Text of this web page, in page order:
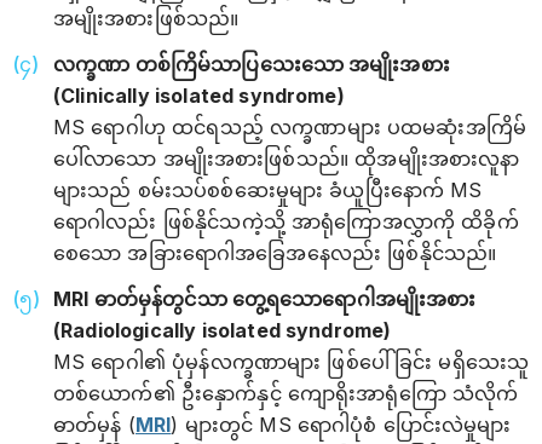
အမျိုးအစားဖြစ်သည်။
လက္ခဏာ တစ်ကြိမ်သာပြသေးသော အမျိုးအစား
(Clinically isolated syndrome)
MS ရောဂါဟု ထင်ရသည့် လက္ခဏာများ ပထမဆုံးအကြိမ်
ပေါ်လာသော အမျိုးအစားဖြစ်သည်။ ထိုအမျိုးအစားလူနာ
များသည် စမ်းသပ်စစ်ဆေးမှုများ ခံယူပြီးနောက် MS
ရောဂါလည်း ဖြစ်နိုင်သကဲ့သို့ အာရုံကြောအလွှာကို ထိခိုက်
စေသော အခြားရောဂါအခြေအနေလည်း ဖြစ်နိုင်သည်။
MRI ဓာတ်မှန်တွင်သာ တွေ့ရသောရောဂါအမျိုးအစား
(Radiologically isolated syndrome)
MS ရောဂါ၏ ပုံမှန်လက္ခဏာများ ဖြစ်ပေါ်ခြင်း မရှိသေးသူ
တစ်‌ယောက်၏ ဦးနှောက်နှင့် ကျောရိုးအာရုံကြော သံလိုက်
ဓာတ်မှန် (MRI) များတွင် MS ရောဂါပုံစံ ပြောင်းလဲမှုများ